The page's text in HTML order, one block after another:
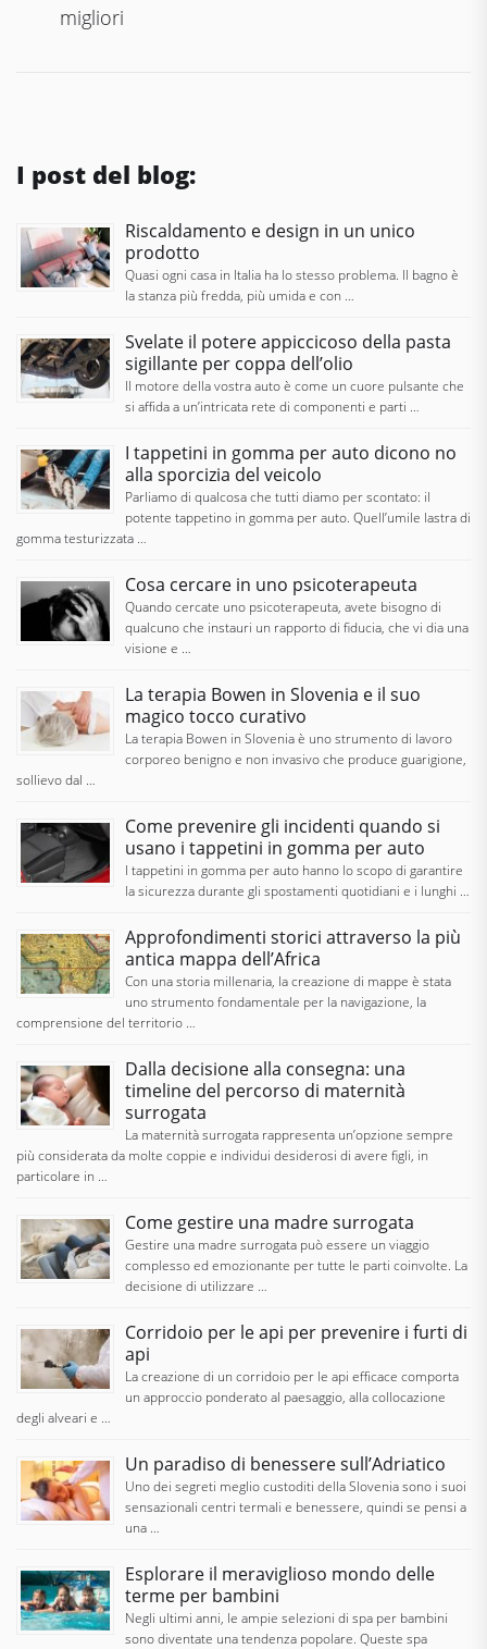
migliori
I post del blog:
Riscaldamento e design in un unico
prodotto
Quasi ogni casa in Italia ha lo stesso problema. Il bagno è
la stanza più fredda, più umida e con …
Svelate il potere appiccicoso della pasta
sigillante per coppa dell’olio
Il motore della vostra auto è come un cuore pulsante che
si affida a un’intricata rete di componenti e parti …
I tappetini in gomma per auto dicono no
alla sporcizia del veicolo
Parliamo di qualcosa che tutti diamo per scontato: il
potente tappetino in gomma per auto. Quell’umile lastra di
gomma testurizzata …
Cosa cercare in uno psicoterapeuta
Quando cercate uno psicoterapeuta, avete bisogno di
qualcuno che instauri un rapporto di fiducia, che vi dia una
visione e …
La terapia Bowen in Slovenia e il suo
magico tocco curativo
La terapia Bowen in Slovenia è uno strumento di lavoro
corporeo benigno e non invasivo che produce guarigione,
sollievo dal …
Come prevenire gli incidenti quando si
usano i tappetini in gomma per auto
I tappetini in gomma per auto hanno lo scopo di garantire
la sicurezza durante gli spostamenti quotidiani e i lunghi …
Approfondimenti storici attraverso la più
antica mappa dell’Africa
Con una storia millenaria, la creazione di mappe è stata
uno strumento fondamentale per la navigazione, la
comprensione del territorio …
Dalla decisione alla consegna: una
timeline del percorso di maternità
surrogata
La maternità surrogata rappresenta un’opzione sempre
più considerata da molte coppie e individui desiderosi di avere figli, in
particolare in …
Come gestire una madre surrogata
Gestire una madre surrogata può essere un viaggio
complesso ed emozionante per tutte le parti coinvolte. La
decisione di utilizzare …
Corridoio per le api per prevenire i furti di
api
La creazione di un corridoio per le api efficace comporta
un approccio ponderato al paesaggio, alla collocazione
degli alveari e …
Un paradiso di benessere sull’Adriatico
Uno dei segreti meglio custoditi della Slovenia sono i suoi
sensazionali centri termali e benessere, quindi se pensi a
una …
Esplorare il meraviglioso mondo delle
terme per bambini
Negli ultimi anni, le ampie selezioni di spa per bambini
sono diventate una tendenza popolare. Queste spa